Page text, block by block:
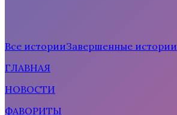
Все историиЗавершенные истории
ГЛАВНАЯ
НОВОСТИ
ФАВОРИТЫ